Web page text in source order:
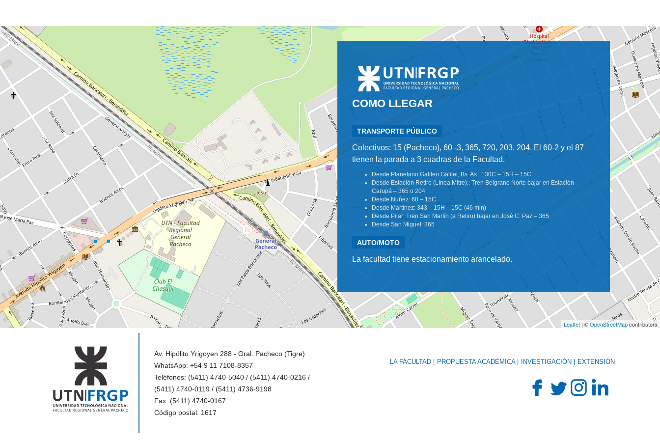
COMO LLEGAR
TRANSPORTE PÚBLICO
Colectivos: 15 (Pacheco), 60 -3, 365, 720, 203, 204. El 60-2 y el 87
tienen la parada a 3 cuadras de la Facultad.
Desde Planetario Galileo Galilei, Bs. As.: 130C – 15H – 15C
Desde Estación Retiro (Línea Mitre).: Tren Belgrano Norte bajar en Estación
Carupá – 365 o 204
Desde Nuñez: 60 – 15C
Desde Martínez: 343 – 15H – 15C (46 min)
Desde Pilar: Tren San Martín (a Retiro) bajar en José C. Paz – 365
Desde San Miguel: 365
AUTO/MOTO
La facultad tiene estacionamiento arancelado.
Leaflet | ©OpenStreetMapcontributors
Av. Hipólito Yrigoyen 288 - Gral. Pacheco (Tigre)
WhatsApp: +54 9 11 7108-8357
Teléfonos: (5411) 4740-5040 / (5411) 4740-0216 /
(5411) 4740-0119 / (5411) 4736-9198
Fax: (5411) 4740-0167
Código postal: 1617
LA FACULTAD PROPUESTA ACADÉMICA INVESTIGACIÓN EXTENSIÓN